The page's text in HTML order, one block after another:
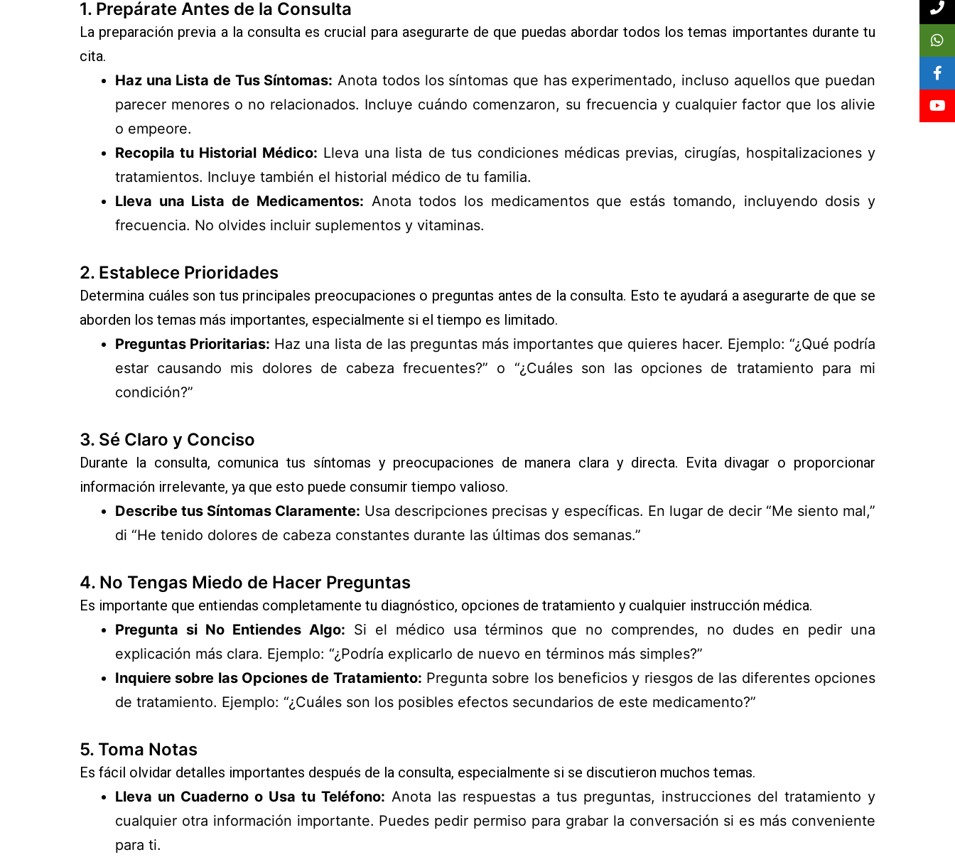
1. Prepárate Antes de la Consulta
La preparación previa a la consulta es crucial para asegurarte de que puedas abordar todos los temas importantes durante tu
cita.
Haz una Lista de Tus Síntomas: Anota todos los síntomas que has experimentado, incluso aquellos que puedan
parecer menores o no relacionados. Incluye cuándo comenzaron, su frecuencia y cualquier factor que los alivie
o empeore.
Recopila tu Historial Médico: Lleva una lista de tus condiciones médicas previas, cirugías, hospitalizaciones y
tratamientos. Incluye también el historial médico de tu familia.
Lleva una Lista de Medicamentos: Anota todos los medicamentos que estás tomando, incluyendo dosis y
frecuencia. No olvides incluir suplementos y vitaminas.
2. Establece Prioridades
Determina cuáles son tus principales preocupaciones o preguntas antes de la consulta. Esto te ayudará a asegurarte de que se
aborden los temas más importantes, especialmente si el tiempo es limitado.
Preguntas Prioritarias: Haz una lista de las preguntas más importantes que quieres hacer. Ejemplo: “¿Qué podría
estar causando mis dolores de cabeza frecuentes?” o “¿Cuáles son las opciones de tratamiento para mi
condición?”
3. Sé Claro y Conciso
Durante la consulta, comunica tus síntomas y preocupaciones de manera clara y directa. Evita divagar o proporcionar
información irrelevante, ya que esto puede consumir tiempo valioso.
Describe tus Síntomas Claramente: Usa descripciones precisas y específicas. En lugar de decir “Me siento mal,”
di “He tenido dolores de cabeza constantes durante las últimas dos semanas.”
4. No Tengas Miedo de Hacer Preguntas
Es importante que entiendas completamente tu diagnóstico, opciones de tratamiento y cualquier instrucción médica.
Pregunta si No Entiendes Algo: Si el médico usa términos que no comprendes, no dudes en pedir una
explicación más clara. Ejemplo: “¿Podría explicarlo de nuevo en términos más simples?”
Inquiere sobre las Opciones de Tratamiento: Pregunta sobre los beneficios y riesgos de las diferentes opciones
de tratamiento. Ejemplo: “¿Cuáles son los posibles efectos secundarios de este medicamento?”
5. Toma Notas
Es fácil olvidar detalles importantes después de la consulta, especialmente si se discutieron muchos temas.
Lleva un Cuaderno o Usa tu Teléfono: Anota las respuestas a tus preguntas, instrucciones del tratamiento y
cualquier otra información importante. Puedes pedir permiso para grabar la conversación si es más conveniente
para ti.